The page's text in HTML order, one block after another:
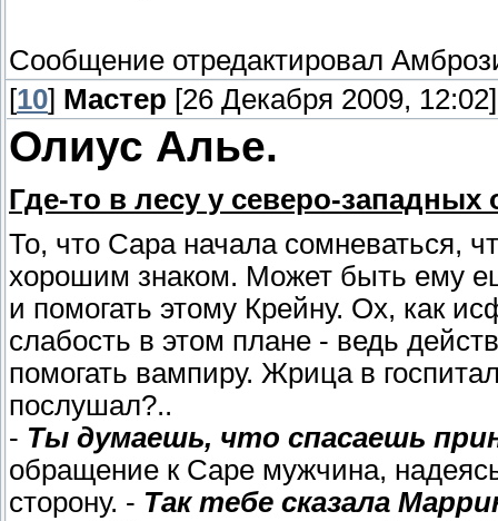
Сообщение отредактировал
[10] Мастер [26 Декабря 2009, 12:02]
Олиус Алье.
Где-то в лесу у северо-
То, что Сара начала сомневаться,
хорошим знаком. Может быть ему
и помогать этому Крейну. Ох, как
слабость в этом плане - ведь
помогать вампиру. Жрица в
послушал?..
- Ты думаешь, что спасаешь
обращение к Саре мужчина,
сторону. - Так тебе сказала